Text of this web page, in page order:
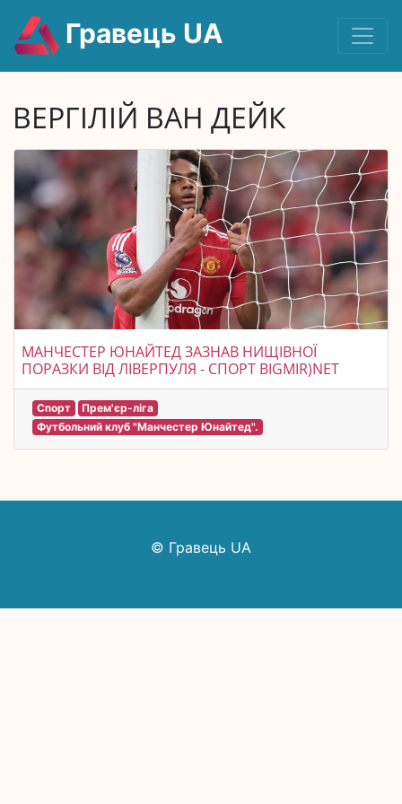
Гравець UA
ВЕРГІЛІЙ ВАН ДЕЙК
МАНЧЕСТЕР ЮНАЙТЕД ЗАЗНАВ НИЩІВНОЇ
ПОРАЗКИ ВІД ЛІВЕРПУЛЯ - СПОРТ BIGMIR)NET
Спорт
Прем'єр-ліга
Футбольний клуб "Манчестер Юнайтед".
© Гравець UA